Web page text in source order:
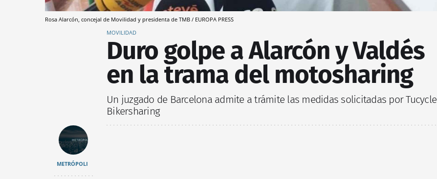
Rosa Alarcón, concejal de Movilidad y presidenta de TMB / EUROPA PRESS
MOVILIDAD
Duro golpe a Alarcón y Valdés
en la trama del motosharing
Un juzgado de Barcelona admite a trámite las medidas solicitadas por Tucycle
Bikersharing
METRÓPOLI